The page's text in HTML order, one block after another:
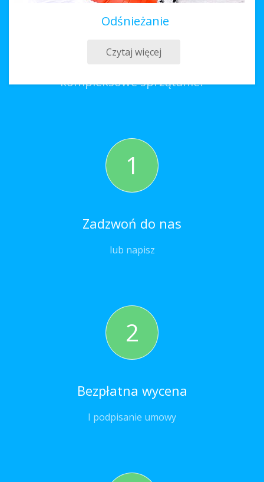
Odśnieżanie
Czytaj więcej
kompleksowe sprzątanie?
1
Zadzwoń do nas
lub napisz
2
Bezpłatna wycena
I podpisanie umowy